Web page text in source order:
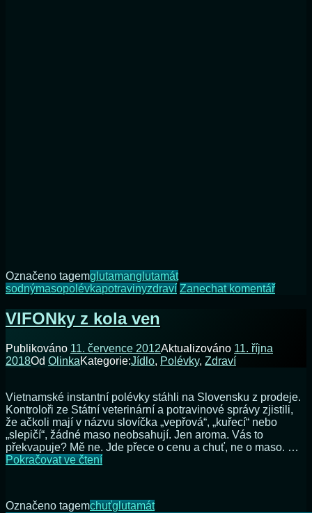
Označeno tagemglutamanglutamát
sodnýmasopolévkapotravinyzdraví Zanechat komentářna
VIFONky z kola ven
Publikováno 11. července 2012Aktualizováno 11. října
2018Od OlinkaKategorie:Jídlo, Polévky, Zdraví
Vietnamské instantní polévky stáhli na Slovensku z prodeje.
Kontroloři ze Státní veterinární a potravinové správy zjistili,
že ačkoli mají v názvu slovíčka „vepřová“, „kuřecí“ nebo
„slepičí“, žádné maso neobsahují. Jen aroma. Vás to
překvapuje? Mě ne. Jde přece o cenu a chuť, ne o maso. …
Pokračovat ve čteníVIFONky
Označeno tagemchuťglutamát